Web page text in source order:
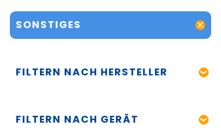
SONSTIGES
FILTERN NACH HERSTELLER
FILTERN NACH GERÄT